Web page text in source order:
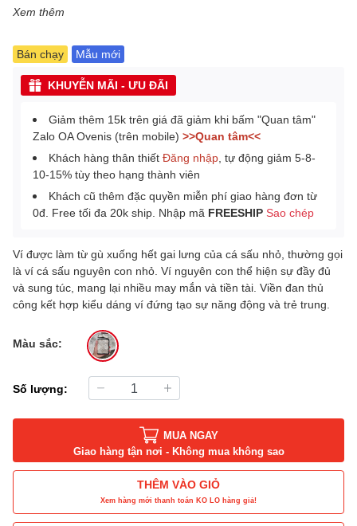
Xem thêm
Bán chạy Mẫu mới
KHUYỄN MÃI - ƯU ĐÃI
Giảm thêm 15k trên giá đã giảm khi bấm "Quan tâm"
Zalo OA Ovenis (trên mobile) >>Quan tâm<<
Khách hàng thân thiết Đăng nhập , tự động giảm 5-8-
10-15% tùy theo hạng thành viên
Khách cũ thêm đặc quyền miễn phí giao hàng đơn từ
0đ. Free tối đa 20k ship. Nhập mã FREESHIP Sao chép
Ví được làm từ gù xuống hết gai lưng của cá sấu nhỏ, thường gọi
là ví cá sấu nguyên con nhỏ. Ví nguyên con thể hiện sự đầy đủ
và sung túc, mang lại nhiều may mắn và tiền tài. Viền đan thủ
công kết hợp kiểu dáng ví đứng tạo sự năng động và trẻ trung.
Màu sắc:
Số lượng:
MUA NGAY
Giao hàng tận nơi - Không mua không sao
THÊM VÀO GIỎ
Xem hàng mới thanh toán KO LO hàng giả!